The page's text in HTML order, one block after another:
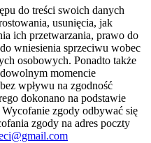
do treści swoich danych
usunięcia, jak
ich przetwarzania, prawo do
wniesienia sprzeciwu wobec
osobowych. Ponadto także
momencie
wpływu na zgodność
dokonano na podstawie
zgody odbywać się
zgody na adres poczty